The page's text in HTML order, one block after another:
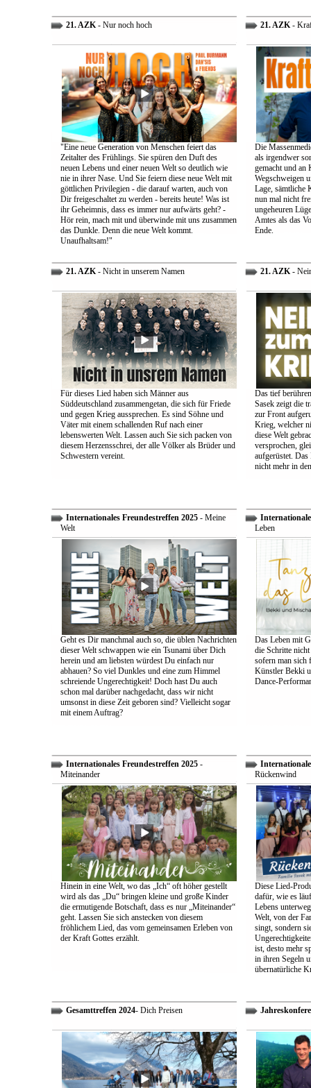
21. AZK- Nur noch hoch
"Eine neue Generation von Menschen feiert das
Zeitalter des Frühlings. Sie spüren den Duft des
neuen Lebens und einer neuen Welt so deutlich wie
nie in ihrer Nase. Und Sie feiern diese neue Welt mit
göttlichen Privilegien - die darauf warten, auch von
Dir freigeschaltet zu werden - bereits heute! Was ist
ihr Geheimnis, dass es immer nur aufwärts geht? -
Hör rein, mach mit und überwinde mit uns zusammen
das Dunkle. Denn die neue Welt kommt.
Unaufhaltsam!"
21. AZK-
Die
als irgendwer
gemacht und an
Wegschweigen
Lage, sämtliche
nun mal nicht
ungeheuren
Amtes als das
Ende.
21. AZK- Nicht in unserem Namen
Für dieses Lied haben sich Männer aus
Süddeutschland zusammengetan, die sich für Friede
und gegen Krieg aussprechen. Es sind Söhne und
Väter mit einem schallenden Ruf nach einer
lebenswerten Welt. Lassen auch Sie sich packen von
diesem Herzensschrei, der alle Völker als Brüder und
Schwestern vereint.
21. AZK-
Das tief
Sasek zeigt die
zur Front
Krieg, welcher
diese Welt
versprochen,
aufgerüstet.
nicht mehr in
Internationales Freundestreffen 2025- Meine
Welt
Geht es Dir manchmal auch so, die üblen Nachrichten
dieser Welt schwappen wie ein Tsunami über Dich
herein und am liebsten würdest Du einfach nur
abhauen? So viel Dunkles und eine zum Himmel
schreiende Ungerechtigkeit! Doch hast Du auch
schon mal darüber nachgedacht, dass wir nicht
umsonst in diese Zeit geboren sind? Vielleicht sogar
mit einem Auftrag?
Leben
Das Leben mit
die Schritte
sofern man sich
Künstler Bekki
Dance-
Internationales Freundestreffen 2025-
Miteinander
Hinein in eine Welt, wo das „Ich“ oft höher gestellt
wird als das „Du“ bringen kleine und große Kinder
die ermutigende Botschaft, dass es nur „Miteinander“
geht. Lassen Sie sich anstecken von diesem
fröhlichem Lied, das vom gemeinsamen Erleben von
der Kraft Gottes erzählt.
Rückenwind
Diese Lied-
dafür, wie es
Lebens
Welt, von der
singt, sondern
ist, desto mehr
in ihren Segeln
übernatürliche
Gesamttreffen 2024- Dich Preisen